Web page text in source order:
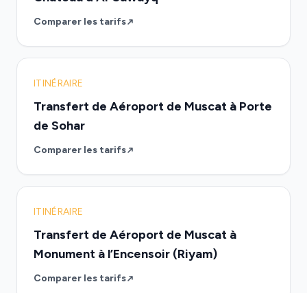
Comparer les tarifs
ITINÉRAIRE
Transfert de Aéroport de Muscat à Porte
de Sohar
Comparer les tarifs
ITINÉRAIRE
Transfert de Aéroport de Muscat à
Monument à l’Encensoir (Riyam)
Comparer les tarifs